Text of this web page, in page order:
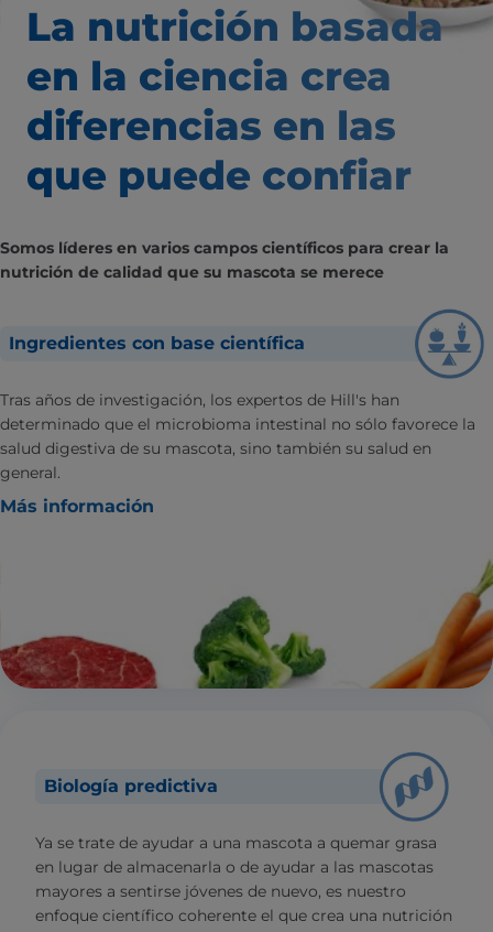
La nutrición basada
en la ciencia crea
diferencias en las
que puede confiar
Somos líderes en varios campos científicos para crear la
nutrición de calidad que su mascota se merece
Ingredientes con base científica
Tras años de investigación, los expertos de Hill's han
determinado que el microbioma intestinal no sólo favorece la
salud digestiva de su mascota, sino también su salud en
general.
Más información
Biología predictiva
Ya se trate de ayudar a una mascota a quemar grasa
en lugar de almacenarla o de ayudar a las mascotas
mayores a sentirse jóvenes de nuevo, es nuestro
enfoque científico coherente el que crea una nutrición